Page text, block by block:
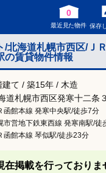
0
最近見た物件 保存
/北海道札幌市西区/Ｊ
の賃貸物件情報
建て / 築15年 / 木造
道札幌市西区発寒十二条
函館本線 発寒中央駅/徒歩7分
市営地下鉄東西線 発寒南駅/徒
函館本線 琴似駅/徒歩23分
掲載を行っておりま